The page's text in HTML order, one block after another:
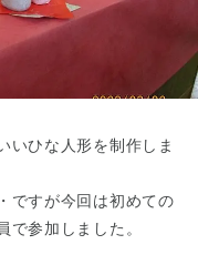
東京都 全域
いひな人形を制作しま
ですが今回は初めての
で参加しました。